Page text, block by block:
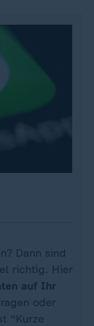
Dann sind
richtig. Hier
auf Ihr
oder
"Kurze